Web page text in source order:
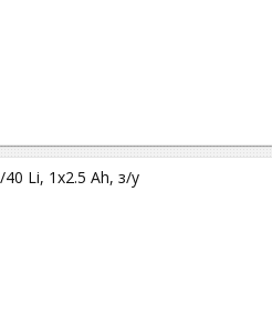
Li, 1x2.5 Ah, з/у